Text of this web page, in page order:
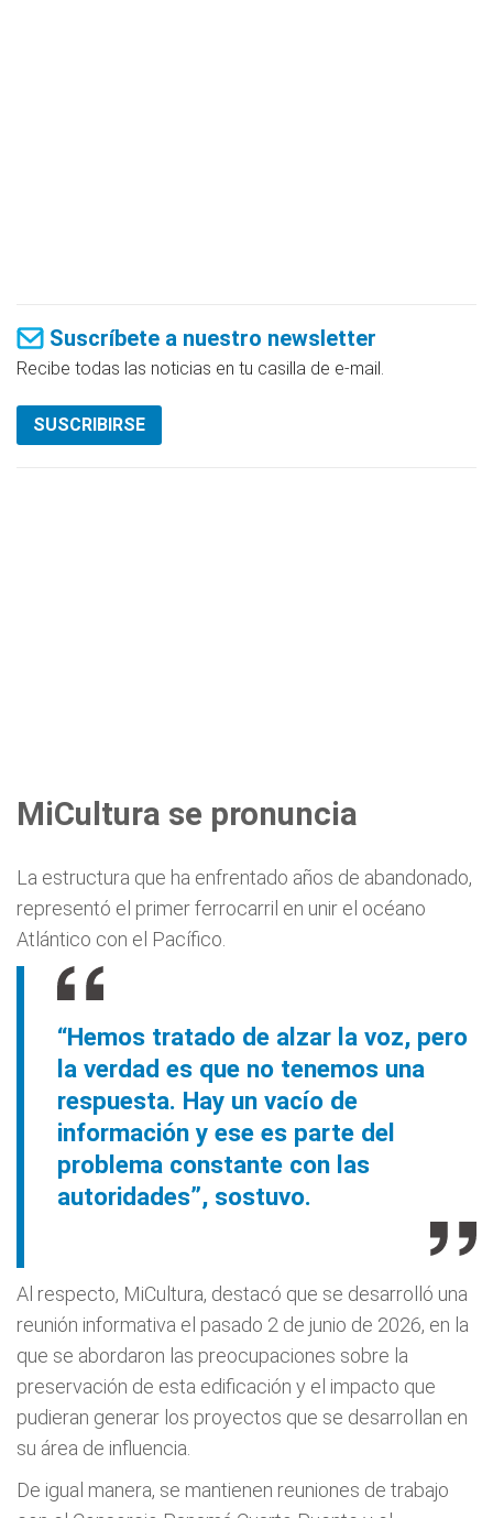
Suscríbete a nuestro newsletter
Recibe todas las noticias en tu casilla de e-mail.
SUSCRIBIRSE
MiCultura se pronuncia
La estructura que ha enfrentado años de abandonado,
representó el primer ferrocarril en unir el océano
Atlántico con el Pacífico.
“Hemos tratado de alzar la voz, pero
la verdad es que no tenemos una
respuesta. Hay un vacío de
información y ese es parte del
problema constante con las
autoridades”, sostuvo.
Al respecto, MiCultura, destacó que se desarrolló una
reunión informativa el pasado 2 de junio de 2026, en la
que se abordaron las preocupaciones sobre la
preservación de esta edificación y el impacto que
pudieran generar los proyectos que se desarrollan en
su área de influencia.
De igual manera, se mantienen reuniones de trabajo